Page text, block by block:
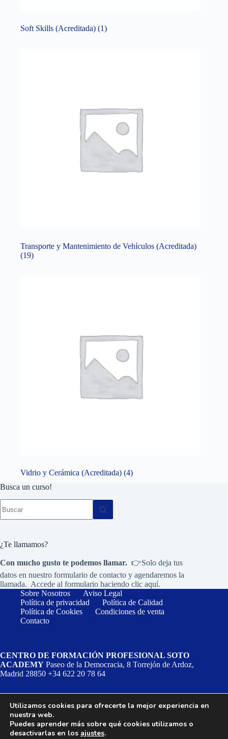
Soft Skills (Acreditada) (1)
Transporte y Mantenimiento de Vehículos (Acreditada)
(19)
Vidrio y Cerámica (Acreditada) (4)
Busca un curso!
resultados
¿Te llamamos?
Con mucho gusto te podemos llamar. 👉Solo deja tus
datos en nuestro formulario de contacto y agendaremos la
llamada. Accede al formulario haciendo clic aquí.
Sobre Nosotros
Aviso Legal
Política de privacidad
Política de Calidad
Política de Cookies
Condiciones de venta
Contacto
CENTRO DE FORMACIÓN PROFESIONAL SOTO
ACADEMY Paseo de la Democracia, 8 Torrejón de Ardoz,
Madrid 28850 +34 622 20 78 64
Utilizamos cookies para ofrecerte la mejor experiencia en
nuestra web.
Puedes aprender más sobre qué cookies utilizamos o
desactivarlas en los ajustes.